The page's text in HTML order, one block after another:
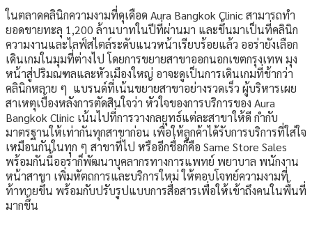
ในตลาดคลินิกความงามที่ดุเดือด Aura Bangkok Clinic สามารถทำ
ยอดขายทะลุ 1,200 ล้านบาทในปีที่ผ่านมา และขึ้นมาเป็นที่คลินิก
ความงานและไลฟ์สไตล์ระดับแนวหน้าเรียบร้อยแล้ว ออร่ายังเลือก
เดินเกมในมุมที่ต่างไป โดยการขยายสาขาออกนอกเขตกรุงเทพ มุง
หน้าสู่ปริมณฑลและหัวเมืองใหญ่ อาจะดูเป็นการเดินเกมที่ช้ากว่า
คลินิกหลาย ๆ แบรนด์ที่เน้นขยายสาขาอย่างรวดเร็ว ผู้บริหารเผย
สาเหตุเบื้องหลังการตัดสินใจว่า หัวใจของการบริการของ Aura
Bangkok Clinic เน้นไปที่การวางกลยุทธ์แต่ละสาขาให้ดี กำกับ
มาตรฐานให้เท่ากันทุกสาขาก่อน เพื่อให้ลูกค้าได้รับการบริการที่ใส่ใจ
เหมือนกันในทุก ๆ สาขาที่ไป หรืออีกชื่อก็คือ Same Store Sales
พร้อมกันนี้ออร่าก็พัฒนาบุคลากรทางการแพทย์ พยาบาล พนักงาน
หน้าสาขา เพิ่มหัตถการและบริการใหม่ ให้ตอบโจทย์ความงามที่
ท้าทายขึ้น พร้อมกับปรับรูปแบบการสื่อสารเพื่อให้เข้าถึงคนในพื้นที่
มากขึ้น